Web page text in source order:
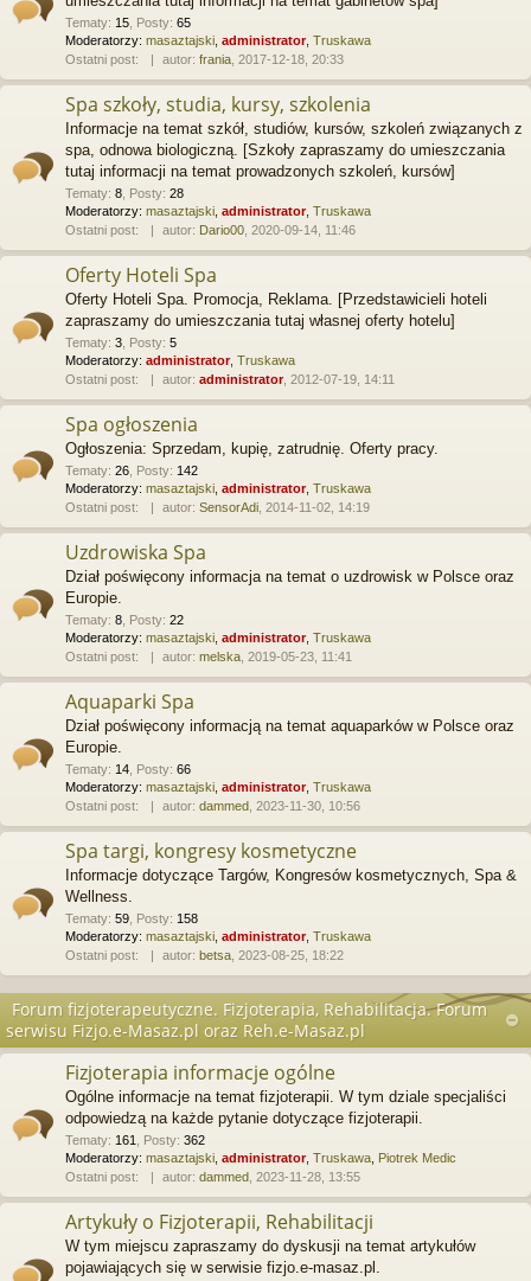
Tematy: 15 Posty: 65
Moderatorzy: masaztajski administrator, Truskawa
Ostatni post:
autor: frania , 2017-12-18, 20:33
Spa szkoły, studia, kursy, szkolenia
Informacje na temat szkół, studiów, kursów, szkoleń związanych z
spa, odnowa biologiczną. [Szkoły zapraszamy do umieszczania
tutaj informacji na temat prowadzonych szkoleń, kursów]
Tematy: 8 Posty: 28
Moderatorzy: masaztajski administrator, Truskawa
Ostatni post:
autor: Dario00 , 2020-09-14, 11:46
Oferty Hoteli Spa
Oferty Hoteli Spa. Promocja, Reklama. [Przedstawicieli hoteli
zapraszamy do umieszczania tutaj własnej oferty hotelu]
Tematy: 3 Posty: 5
Moderatorzy: administrator, Truskawa
Ostatni post:
autor: administrator, 2012-07-19, 14:11
Spa ogłoszenia
Ogłoszenia: Sprzedam, kupię, zatrudnię. Oferty pracy.
Tematy: 26 Posty: 142
Moderatorzy: masaztajski administrator, Truskawa
Ostatni post:
autor: SensorAdi , 2014-11-02, 14:19
Uzdrowiska Spa
Dział poświęcony informacja na temat o uzdrowisk w Polsce oraz
Europie.
Tematy: 8 Posty: 22
Moderatorzy: masaztajski administrator, Truskawa
Ostatni post:
autor: melska , 2019-05-23, 11:41
Aquaparki Spa
Dział poświęcony informacją na temat aquaparków w Polsce oraz
Europie.
Tematy: 14 Posty: 66
Moderatorzy: masaztajski administrator, Truskawa
Ostatni post:
autor: dammed , 2023-11-30, 10:56
Spa targi, kongresy kosmetyczne
Informacje dotyczące Targów, Kongresów kosmetycznych, Spa &
Wellness.
Tematy: 59 Posty: 158
Moderatorzy: masaztajski administrator, Truskawa
Ostatni post:
autor: betsa , 2023-08-25, 18:22
Forum fizjoterapeutyczne. Fizjoterapia, Rehabilitacja. Forum
serwisu Fizjo.e-Masaz.pl oraz Reh.e-Masaz.pl
Fizjoterapia informacje ogólne
Ogólne informacje na temat fizjoterapii. W tym dziale specjaliści
odpowiedzą na każde pytanie dotyczące fizjoterapii.
Tematy: 161 Posty: 362
Moderatorzy: masaztajski administrator, Truskawa Piotrek Medic
Ostatni post:
autor: dammed , 2023-11-28, 13:55
Artykuły o Fizjoterapii, Rehabilitacji
W tym miejscu zapraszamy do dyskusji na temat artykułów
pojawiających się w serwisie fizjo.e-masaz.pl.